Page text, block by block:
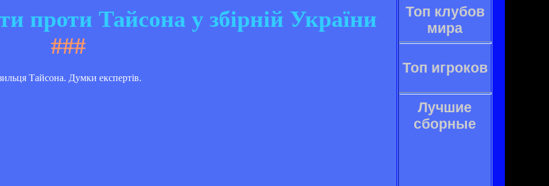
проти Тайсона у збірній України
###
Тайсона. Думки експертів.
Топ клубов
мира
Топ игроков
Лучшие
сборные